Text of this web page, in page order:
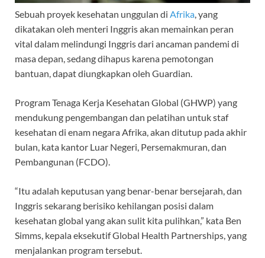
Sebuah proyek kesehatan unggulan di Afrika , yang
dikatakan oleh menteri Inggris akan memainkan peran
vital dalam melindungi Inggris dari ancaman pandemi di
masa depan, sedang dihapus karena pemotongan
bantuan, dapat diungkapkan oleh Guardian.
Program Tenaga Kerja Kesehatan Global (GHWP) yang
mendukung pengembangan dan pelatihan untuk staf
kesehatan di enam negara Afrika, akan ditutup pada akhir
bulan, kata kantor Luar Negeri, Persemakmuran, dan
Pembangunan (FCDO).
“Itu adalah keputusan yang benar-benar bersejarah, dan
Inggris sekarang berisiko kehilangan posisi dalam
kesehatan global yang akan sulit kita pulihkan,” kata Ben
Simms, kepala eksekutif Global Health Partnerships, yang
menjalankan program tersebut.